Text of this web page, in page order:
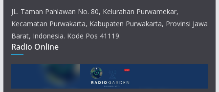
JL. Taman Pahlawan No. 80, Kelurahan Purwamekar,
Kecamatan Purwakarta, Kabupaten Purwakarta, Provinsi Jawa
Barat, Indonesia. Kode Pos 41119.
Radio Online